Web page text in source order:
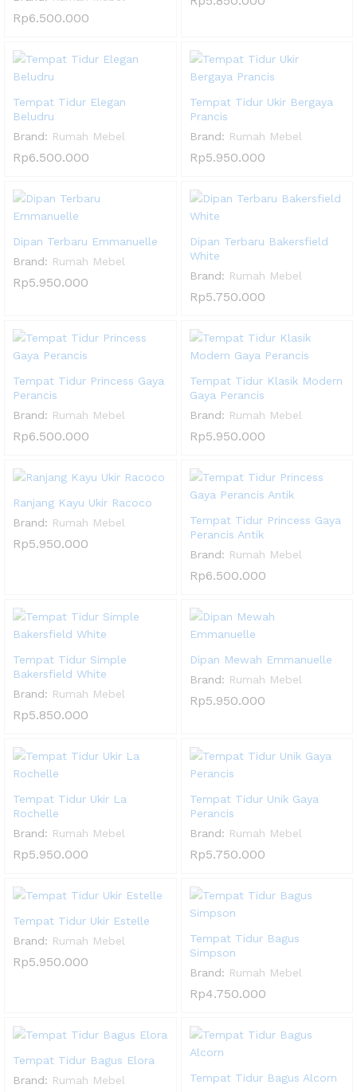
Rp6.500.000
Tempat Tidur Elegan
Beludru
Brand: Rumah Mebel
Rp6.500.000
Tempat Tidur Ukir Bergaya
Prancis
Brand: Rumah Mebel
Rp5.950.000
Dipan Terbaru Emmanuelle
Brand: Rumah Mebel
Rp5.950.000
Dipan Terbaru Bakersfield
White
Brand: Rumah Mebel
Rp5.750.000
Tempat Tidur Princess Gaya
Perancis
Brand: Rumah Mebel
Rp6.500.000
Tempat Tidur Klasik Modern
Gaya Perancis
Brand: Rumah Mebel
Rp5.950.000
Ranjang Kayu Ukir Racoco
Brand: Rumah Mebel
Rp5.950.000
Tempat Tidur Princess Gaya
Perancis Antik
Brand: Rumah Mebel
Rp6.500.000
Tempat Tidur Simple
Bakersfield White
Brand: Rumah Mebel
Rp5.850.000
Dipan Mewah Emmanuelle
Brand: Rumah Mebel
Rp5.950.000
Tempat Tidur Ukir La
Rochelle
Brand: Rumah Mebel
Rp5.950.000
Tempat Tidur Unik Gaya
Perancis
Brand: Rumah Mebel
Rp5.750.000
Tempat Tidur Ukir Estelle
Brand: Rumah Mebel
Rp5.950.000
Tempat Tidur Bagus
Simpson
Brand: Rumah Mebel
Rp4.750.000
Tempat Tidur Bagus Elora
Brand: Rumah Mebel
Tempat Tidur Bagus Alcorn